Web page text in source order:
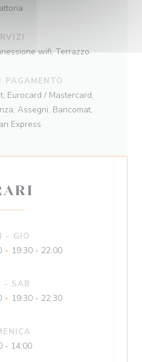
wifi, Terrazzo
PAGAMENTO
Eurocard / Mastercard,
Assegni, Bancomat,
Express
- GIO
• 19:30 - 22:00
- SAB
• 19:30 - 22:30
- 14:00